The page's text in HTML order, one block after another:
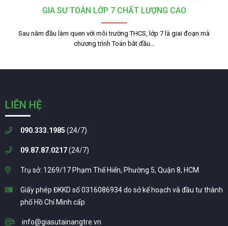
GIA SƯ TOÁN LỚP 7 CHẤT LƯỢNG CAO
Sau năm đầu làm quen với môi trường THCS, lớp 7 là giai đoạn mà
chương trình Toán bắt đầu…
LIÊN HỆ
090.333.1985 (24/7)
09.87.87.0217(24/7)
Trụ sở: 1269/17 Phạm Thế Hiển, Phường 5, Quận 8, HCM
Giấy phép ĐKKD số 0316086934 do sở kế hoạch và đầu tư thành
phố Hồ Chí Minh cấp
info@giasutainangtre.vn